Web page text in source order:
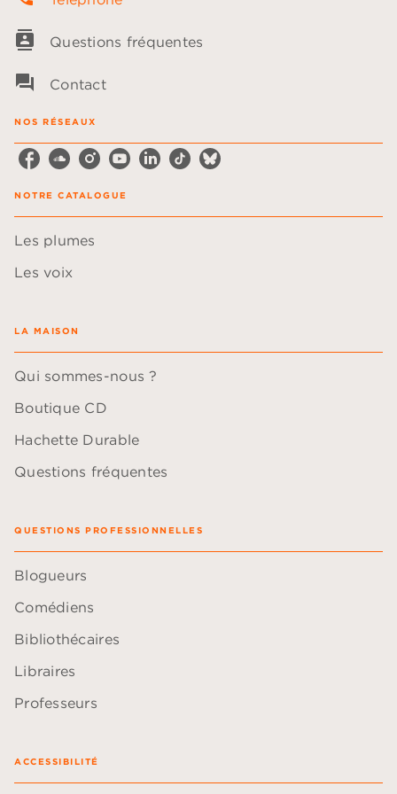
contacts Questions fréquentes
question_answer Contact
NOS RÉSEAUX
NOTRE CATALOGUE
Les plumes
Les voix
LA MAISON
Qui sommes-nous ?
Boutique CD
Hachette Durable
Questions fréquentes
QUESTIONS PROFESSIONNELLES
Blogueurs
Comédiens
Bibliothécaires
Libraires
Professeurs
ACCESSIBILITÉ